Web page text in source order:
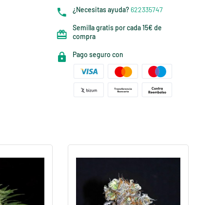
¿Necesitas ayuda? 622335747
Semilla gratis por cada 15€ de
compra
Pago seguro con